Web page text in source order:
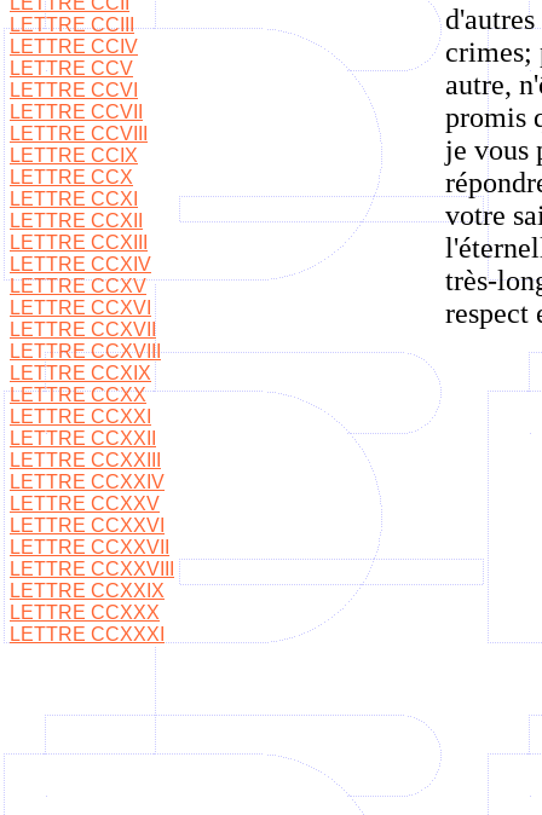
LETTRE CCIII
LETTRE CCIV
LETTRE CCV
LETTRE CCVI
LETTRE CCVII
LETTRE CCVIII
LETTRE CCIX
LETTRE CCX
LETTRE CCXI
LETTRE CCXII
LETTRE CCXIII
LETTRE CCXIV
LETTRE CCXV
LETTRE CCXVI
LETTRE CCXVII
LETTRE CCXVIII
LETTRE CCXIX
LETTRE CCXX
LETTRE CCXXI
LETTRE CCXXII
LETTRE CCXXIII
LETTRE CCXXIV
LETTRE CCXXV
LETTRE CCXXVI
LETTRE CCXXVII
LETTRE CCXXVIII
LETTRE CCXXIX
LETTRE CCXXX
LETTRE CCXXXI
crimes;
autre,
promis
je vous
votre
très-
respect